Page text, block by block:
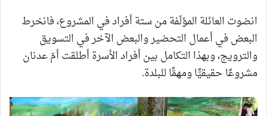
انضوت العائلة المؤلّفة من ستة أفراد في المشروع، فانخرط
البعض في أعمال التحضير والبعض الآخر في التسويق
والترويج، وبهذا التكامل بين أفراد الأسرة أطلقت أمّ عدنان
مشروعًا حقيقيًّا ومهمًّا للبلدة.